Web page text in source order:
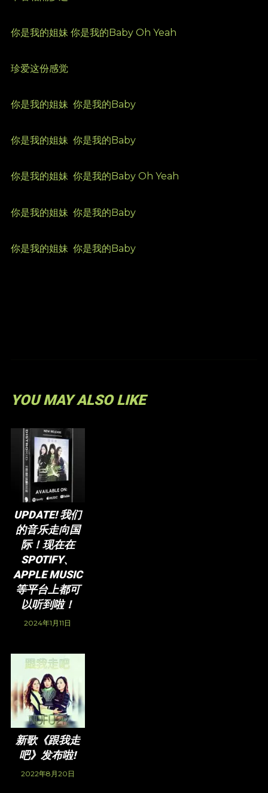
你是我的姐妹 你是我的Baby Oh Yeah
珍爱这份感觉
你是我的姐妹 你是我的Baby
你是我的姐妹 你是我的Baby
你是我的姐妹 你是我的Baby Oh Yeah
你是我的姐妹 你是我的Baby
你是我的姐妹 你是我的Baby
YOU MAY ALSO LIKE
UPDATE! 我们
的音乐走向国
际！现在在
SPOTIFY、
APPLE MUSIC
等平台上都可
以听到啦！
2024年1月11日
新歌《跟我走
吧》发布啦!
2022年8月20日